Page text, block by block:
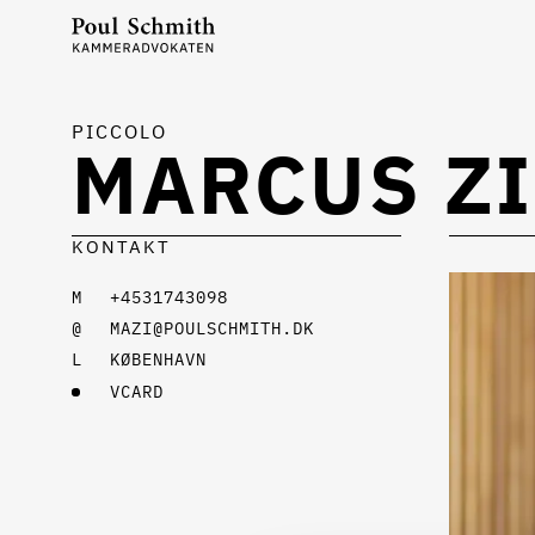
MARCUS
PICCOLO
KONTAKT
+4531743098
MAZI@POULSCHMITH.DK
KØBENHAVN
VCARD